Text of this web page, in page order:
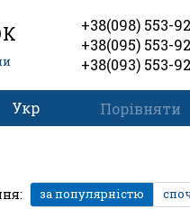
+38(098) 553-
+38(095) 553-
+38(093) 553-
Укр Порівняти
за популярністю